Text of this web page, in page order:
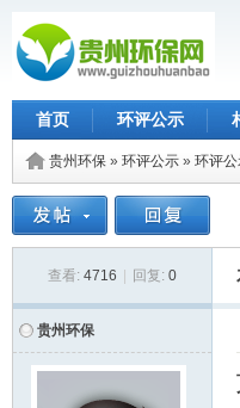
首页 环评公示
贵州环保 » 环评公示 » 环评
查看: 4716 回复: 0
贵州环保